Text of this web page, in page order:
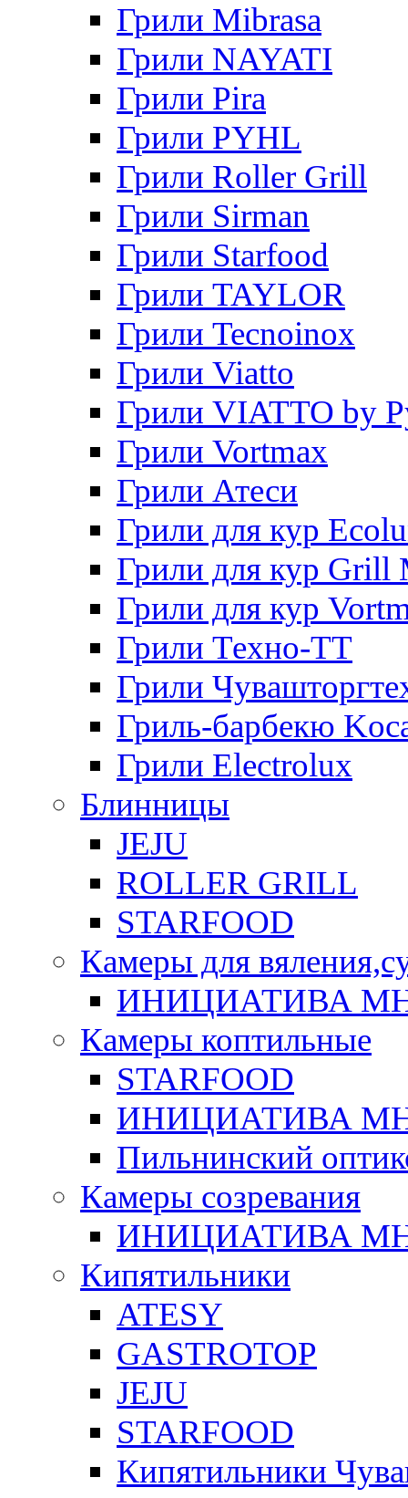
Грили Mibrasa
Грили NAYATI
Грили Pira
Грили PYHL
Грили Roller Grill
Грили Sirman
Грили Starfood
Грили TAYLOR
Грили Tecnoinox
Грили Viatto
Грили VIATTO by
Грили Vortmax
Грили Атеси
Грили для кур
Грили для кур Grill
Грили для кур
Грили Техно-ТТ
Грили
Гриль-барбекю
Грили Electrolux
Блинницы
JEJU
ROLLER GRILL
STARFOOD
Камеры для
ИНИЦИАТИВА
Камеры коптильные
STARFOOD
ИНИЦИАТИВА
Пильнинский
Камеры созревания
ИНИЦИАТИВА
Кипятильники
ATESY
GASTROTOP
JEJU
STARFOOD
Кипятильники